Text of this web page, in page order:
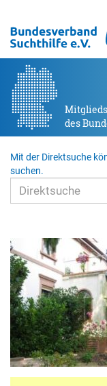
des
Mit der Direktsuche
suchen.